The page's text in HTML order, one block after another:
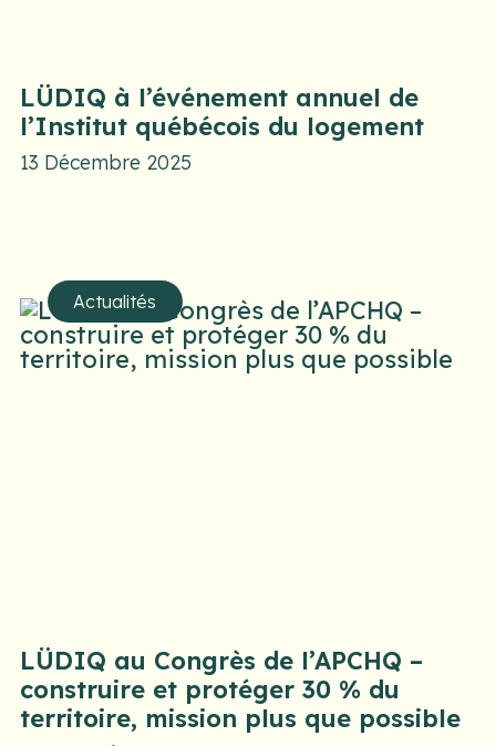
LÜDIQ à l’événement annuel de
l’Institut québécois du logement
13 Décembre 2025
Actualités
LÜDIQ au Congrès de l’APCHQ –
construire et protéger 30 % du
territoire, mission plus que possible